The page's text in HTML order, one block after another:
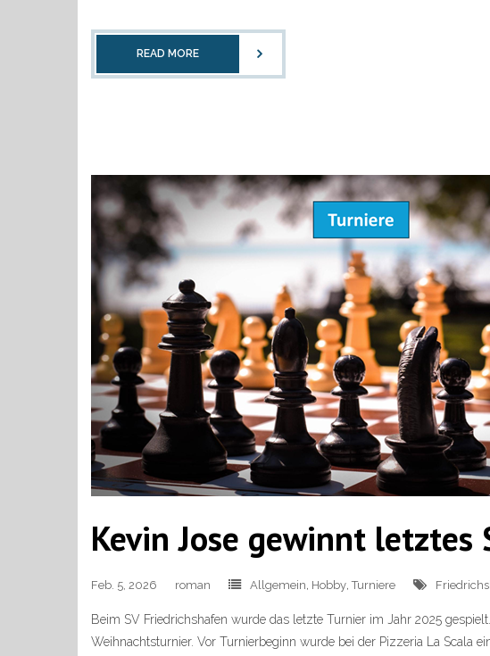
READ MORE
Kevin Jose gewinnt letztes
Feb. 5, 2026 roman Allgemein, Hobby,Turniere
Beim SV Friedrichshafen wurde das letzte Turnier im Jahr 2025
Weihnachtsturnier. Vor Turnierbeginn wurde bei der Pizzeria La Scala